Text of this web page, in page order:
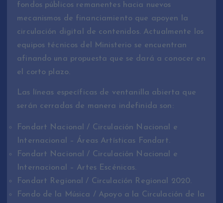
fondos públicos remanentes hacia nuevos
mecanismos de financiamiento que apoyen la
circulación digital de contenidos. Actualmente los
equipos técnicos del Ministerio se encuentran
afinando una propuesta que se dará a conocer en
el corto plazo.
Las líneas específicas de ventanilla abierta que
serán cerradas de manera indefinida son:
Fondart Nacional / Circulación Nacional e
Internacional – Áreas Artísticas Fondart.
Fondart Nacional / Circulación Nacional e
Internacional – Artes Escénicas.
Fondart Regional / Circulación Regional 2020.
Fondo de la Música / Apoyo a la Circulación de la